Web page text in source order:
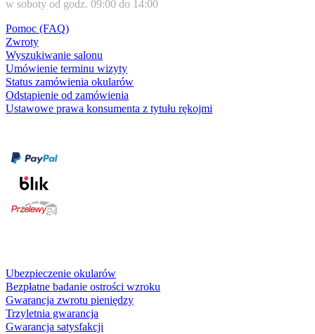
w soboty od godz. 09:00 do 14:00
Pomoc (FAQ)
Zwroty
Wyszukiwanie salonu
Umówienie terminu wizyty
Status zamówienia okularów
Odstąpienie od zamówienia
Ustawowe prawa konsumenta z tytułu rękojmi
Ubezpieczenie okularów
Bezpłatne badanie ostrości wzroku
Gwarancja zwrotu pieniędzy
Trzyletnia gwarancja
Gwarancja satysfakcji